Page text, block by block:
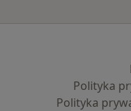
Polityka
Polityka